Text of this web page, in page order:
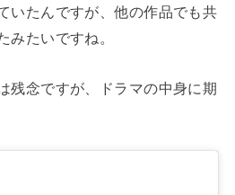
いたんですが、他の作品でも共
みたいですね。
残念ですが、ドラマの中身に期